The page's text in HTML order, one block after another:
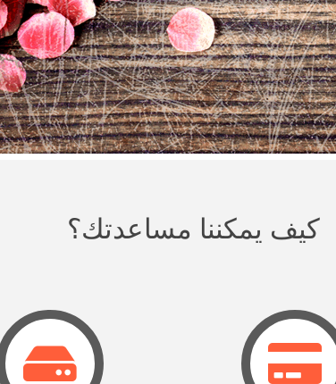
كيف يمكننا مساعدتك؟